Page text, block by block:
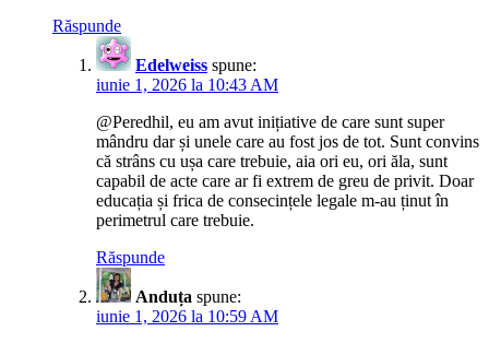
Răspunde
Edelweiss spune:
iunie 1, 2026 la 10:43 AM
@Peredhil, eu am avut inițiative de care sunt super
mândru dar și unele care au fost jos de tot. Sunt convins
că strâns cu ușa care trebuie, aia ori eu, ori ăla, sunt
capabil de acte care ar fi extrem de greu de privit. Doar
educația și frica de consecințele legale m-au ținut în
perimetrul care trebuie.
Răspunde
Anduța spune:
iunie 1, 2026 la 10:59 AM